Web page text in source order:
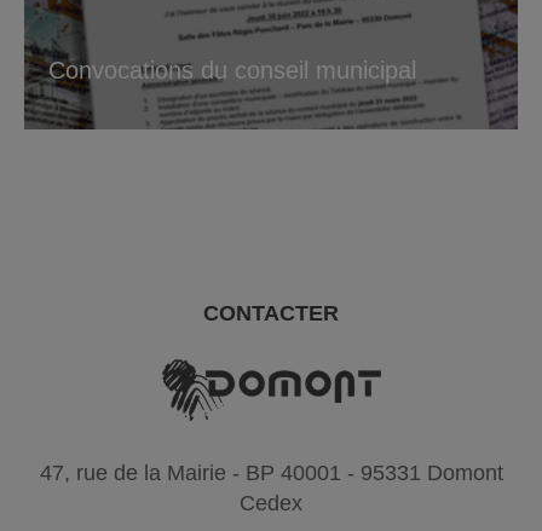
Convocations du conseil municipal
CONTACTER
47, rue de la Mairie - BP 40001 - 95331 Domont
Cedex